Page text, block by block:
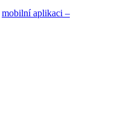
mobilní aplikaci –